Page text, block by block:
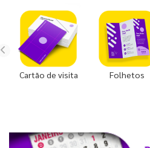
Cartão de visita Folhetos